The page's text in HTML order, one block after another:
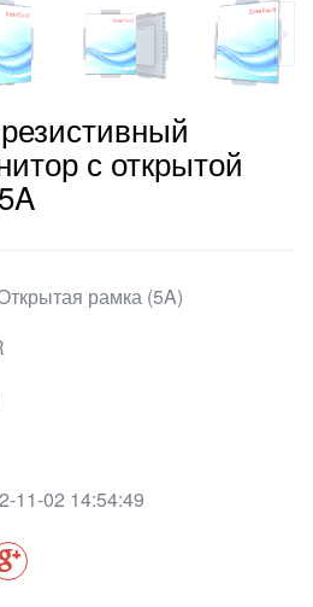
с открытой
рамка (5A)
11-02 14:54:49